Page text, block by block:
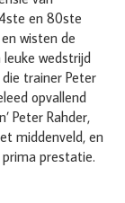
en 80ste
wisten de
wedstrijd
trainer Peter
opvallend
Peter Rahder,
middenveld, en
prestatie.